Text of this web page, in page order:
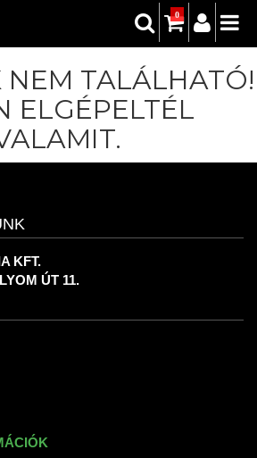
0
NEM TALÁLHATÓ!
ELGÉPELTÉL
KFT.
ÚT 11.